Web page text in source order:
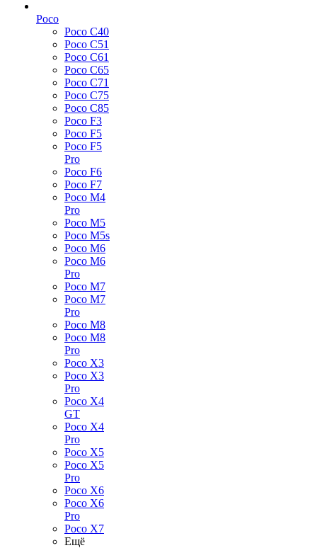
Poco
Poco C40
Poco C51
Poco C61
Poco C65
Poco C71
Poco C75
Poco C85
Poco F3
Poco F5
Poco F5
Pro
Poco F6
Poco F7
Poco M4
Pro
Poco M5
Poco M5s
Poco M6
Poco M6
Pro
Poco M7
Poco M7
Pro
Poco M8
Poco M8
Pro
Poco X3
Poco X3
Pro
Poco X4
GT
Poco X4
Pro
Poco X5
Poco X5
Pro
Poco X6
Poco X6
Pro
Poco X7
Ещё